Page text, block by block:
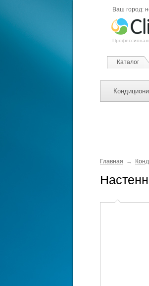
Ваш город:
Каталог
Главная